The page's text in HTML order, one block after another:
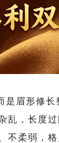
是眉形修长
乱，长度
不柔弱，